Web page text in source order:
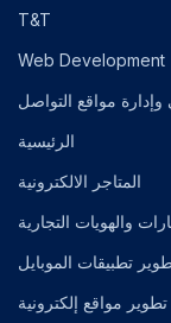
T&T
Web Development
وإدارة مواقع التواصل
الرئيسية
المتاجر الالكترونية
والهويات التجارية
تطبيقات الموبايل
تطوير مواقع إلكترونية